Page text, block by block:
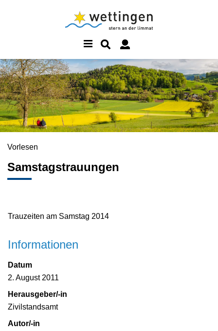
Vorlesen
Samstagstrauungen
Trauzeiten am Samstag 2014
Informationen
Datum
2. August 2011
Herausgeber/-in
Zivilstandsamt
Autor/-in